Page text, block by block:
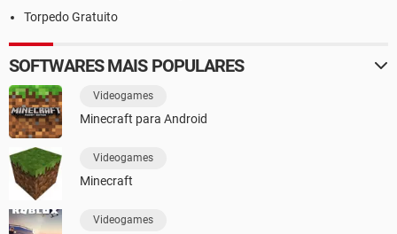
Torpedo Gratuito
SOFTWARES MAIS POPULARES
Videogames
Minecraft para Android
Videogames
Minecraft
Videogames